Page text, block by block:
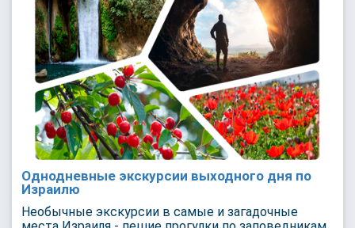
Однодневные экскурсии выходного дня по
Израилю
Необычные экскурсии в самые и загадочные